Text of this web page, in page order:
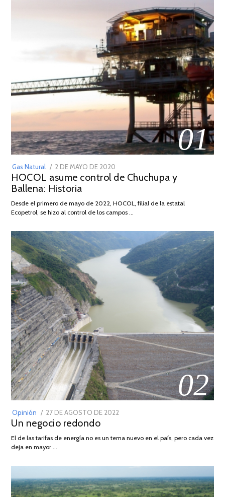
01
Gas Natural
POSTED
ON
2 DE MAYO DE 2020
DE
2026
HOCOL asume control de Chuchupa y
Ballena: Historia
Desde el primero de mayo de 2022, HOCOL, filial de la estatal
Ecopetrol, se hizo al control de los campos …
02
Opinión
POSTED
ON
27 DE AGOSTO DE 2022
DE
Un negocio redondo
El de las tarifas de energía no es un tema nuevo en el país, pero cada vez
deja en mayor …